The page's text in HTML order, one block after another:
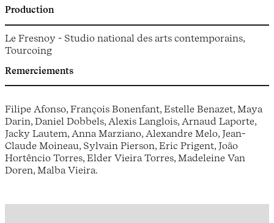
Production
Le Fresnoy - Studio national des arts contemporains,
Tourcoing
Remerciements
Filipe Afonso, François Bonenfant, Estelle Benazet, Maya
Darin, Daniel Dobbels, Alexis Langlois, Arnaud Laporte,
Jacky Lautem, Anna Marziano, Alexandre Melo, Jean-
Claude Moineau, Sylvain Pierson, Eric Prigent, João
Hortêncio Torres, Elder Vieira Torres, Madeleine Van
Doren, Malba Vieira.